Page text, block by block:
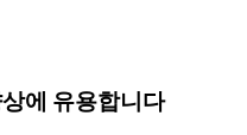
에 유용합니다